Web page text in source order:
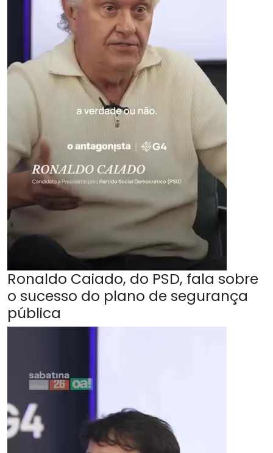
Ronaldo Caiado, do PSD, fala sobre
o sucesso do plano de segurança
pública